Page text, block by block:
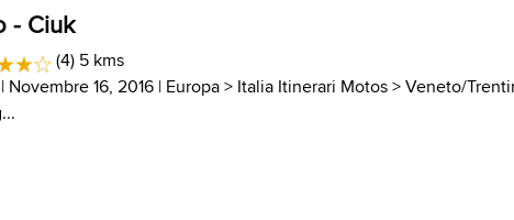
- Ciuk
(4) 5 kms
| Novembre 16, 2016 | Europa> Italia Itinerari Motos>Veneto/